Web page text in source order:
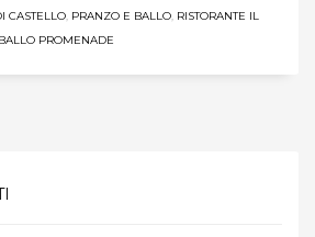
CASTELLO, PRANZO E BALLO, RISTORANTE IL
PROMENADE